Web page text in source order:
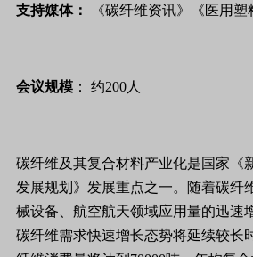
支持媒体： 《碳纤维资讯》《医用塑
会议规模 ： 约200人
碳纤维及其复合材料产业化是国家《
发展规划》发展重点之一。随着碳纤
械设备、航空航天领域应用量的迅速
碳纤维需求快速增长态势将延续较长